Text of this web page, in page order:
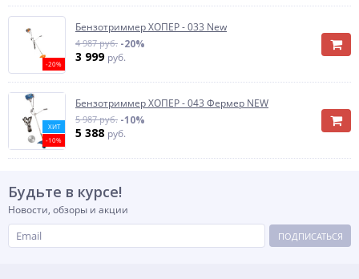
-20%
Бензотриммер ХОПЕР - 033 New
4 987 руб. -20%
3 999 руб.
ХИТ
-10%
Бензотриммер ХОПЕР - 043 Фермер NEW
5 987 руб. -10%
5 388 руб.
Будьте в курсе!
Новости, обзоры и акции
ПОДПИСАТЬСЯ